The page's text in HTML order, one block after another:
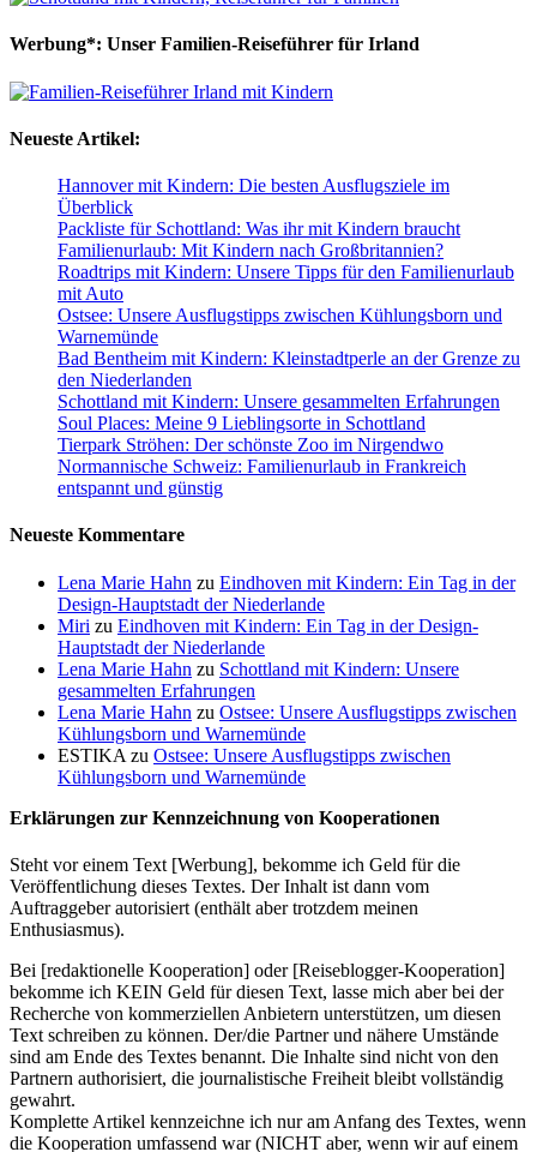
Werbung*: Unser Familien-Reiseführer für Irland
Neueste Artikel:
Hannover mit Kindern: Die besten Ausflugsziele im
Überblick
Packliste für Schottland: Was ihr mit Kindern braucht
Familienurlaub: Mit Kindern nach Großbritannien?
Roadtrips mit Kindern: Unsere Tipps für den Familienurlaub
mit Auto
Ostsee: Unsere Ausflugstipps zwischen Kühlungsborn und
Warnemünde
Bad Bentheim mit Kindern: Kleinstadtperle an der Grenze zu
den Niederlanden
Schottland mit Kindern: Unsere gesammelten Erfahrungen
Soul Places: Meine 9 Lieblingsorte in Schottland
Tierpark Ströhen: Der schönste Zoo im Nirgendwo
Normannische Schweiz: Familienurlaub in Frankreich
entspannt und günstig
Neueste Kommentare
Lena Marie Hahn zu Eindhoven mit Kindern: Ein Tag in der
Design-Hauptstadt der Niederlande
Miri zu Eindhoven mit Kindern: Ein Tag in der Design-
Hauptstadt der Niederlande
Lena Marie Hahn zu Schottland mit Kindern: Unsere
gesammelten Erfahrungen
Lena Marie Hahn zu Ostsee: Unsere Ausflugstipps zwischen
Kühlungsborn und Warnemünde
ESTIKA zu Ostsee: Unsere Ausflugstipps zwischen
Kühlungsborn und Warnemünde
Erklärungen zur Kennzeichnung von Kooperationen
Steht vor einem Text [Werbung], bekomme ich Geld für die
Veröffentlichung dieses Textes. Der Inhalt ist dann vom
Auftraggeber autorisiert (enthält aber trotzdem meinen
Enthusiasmus).
Bei [redaktionelle Kooperation] oder [Reiseblogger-Kooperation]
bekomme ich KEIN Geld für diesen Text, lasse mich aber bei der
Recherche von kommerziellen Anbietern unterstützen, um diesen
Text schreiben zu können. Der/die Partner und nähere Umstände
sind am Ende des Textes benannt. Die Inhalte sind nicht von den
Partnern authorisiert, die journalistische Freiheit bleibt vollständig
gewahrt.
Komplette Artikel kennzeichne ich nur am Anfang des Textes, wenn
die Kooperation umfassend war (NICHT aber, wenn wir auf einem